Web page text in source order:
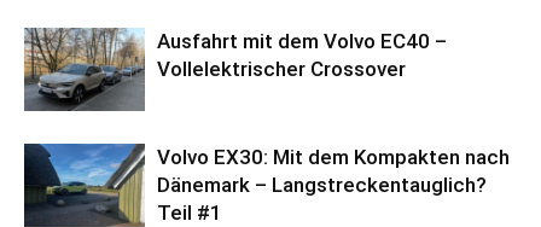
Ausfahrt mit dem Volvo EC40 –
Vollelektrischer Crossover
Volvo EX30: Mit dem Kompakten nach
Dänemark – Langstreckentauglich?
Teil #1